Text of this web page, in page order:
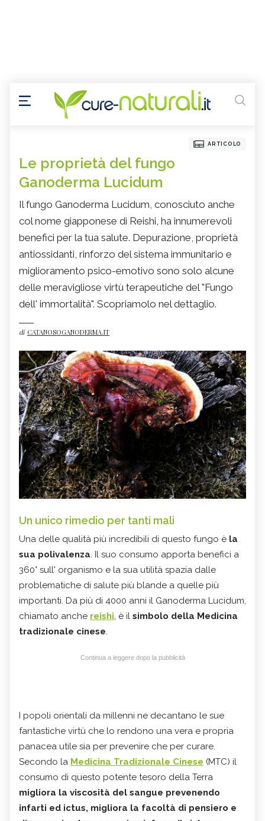
ARTICOLO
Le proprietà del fungo
Ganoderma Lucidum
Il fungo Ganoderma Lucidum, conosciuto anche
col nome giapponese di Reishi, ha innumerevoli
benefici per la tua salute. Depurazione, proprietà
antiossidanti, rinforzo del sistema immunitario e
miglioramento psico-emotivo sono solo alcune
delle meravigliose virtù terapeutiche del "Fungo
dell' immortalità". Scopriamolo nel dettaglio.
di CATANOSOGANODERMA.IT
Un unico rimedio per tanti mali
Una delle qualità più incredibili di questo fungo è la
sua polivalenza. Il suo consumo apporta benefici a
360° sull' organismo e la sua utilità spazia dalle
problematiche di salute più blande a quelle più
importanti. Da più di 4000 anni il Ganoderma Lucidum,
chiamato anche reishi, è il simbolo della Medicina
tradizionale cinese.
Continua a leggere dopo la pubblicità
I popoli orientali da millenni ne decantano le sue
fantastiche virtù che lo rendono una vera e propria
panacea utile sia per prevenire che per curare.
Secondo la Medicina Tradizionale Cinese (MTC) il
consumo di questo potente tesoro della Terra
migliora la viscosità del sangue prevenendo
infarti ed ictus, migliora la facoltà di pensiero e